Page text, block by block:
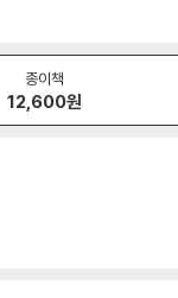
종이책
12,600원